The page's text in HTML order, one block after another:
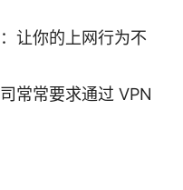
让你的上网行为不
常常要求通过 VPN